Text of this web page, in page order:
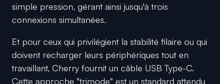
simple pression, gérant ainsi jusqu'à trois
connexions simultanées.
Et pour ceux qui privilégient la stabilité filaire ou qui
doivent recharger leurs périphériques tout en
travaillant, Cherry fournit un câble USB Type-C.
Cette approche "trimode" est un standard attendu